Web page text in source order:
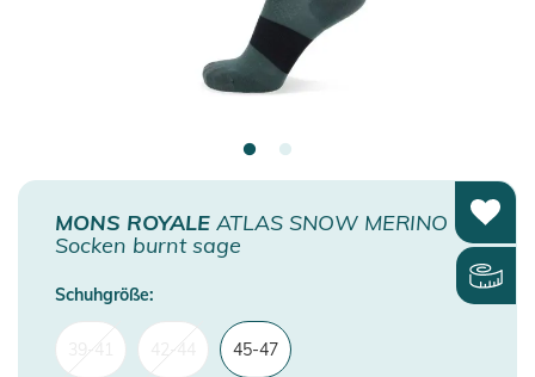
MONS ROYALE ATLAS SNOW MERINO
Socken burnt sage
Schuhgröße:
45-47